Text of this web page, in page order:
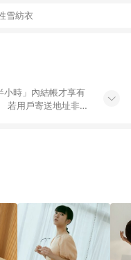
雪紡衣
小時」內結帳才享有
若用戶寄送地址非台